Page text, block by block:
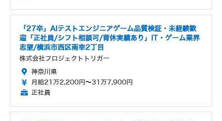
「27卒」AIテストエンジニアゲーム品質検証・未経験歓
迎「正社員/シフト相談可/育休実績あり」IT・ゲーム業界
志望/横浜市西区南幸2丁目
株式会社プロジェクトトリガー
神奈川県
月給21万2,200円～31万7,900円
正社員